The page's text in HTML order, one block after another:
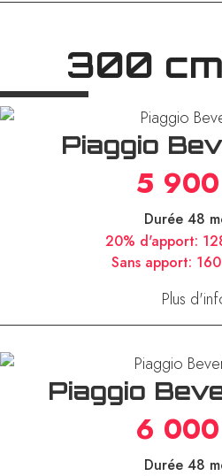
300
Piaggio
5
Durée 48
20% d'apport:
Sans apport:
Plus
Piaggio
6
Durée 48